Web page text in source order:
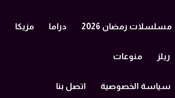
مسلسلات رمضان 2026 دراما مزيكا
ريلز منوعات
سياسة الخصوصية اتصل بنا